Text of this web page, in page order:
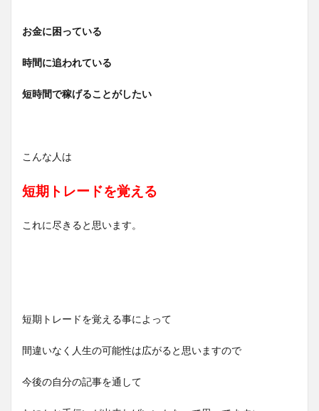
お金に困っている
時間に追われている
短時間で稼げることがしたい
こんな人は
短期トレードを覚える
これに尽きると思います。
短期トレードを覚える事によって
間違いなく人生の可能性は広がると思いますので
今後の自分の記事を通して